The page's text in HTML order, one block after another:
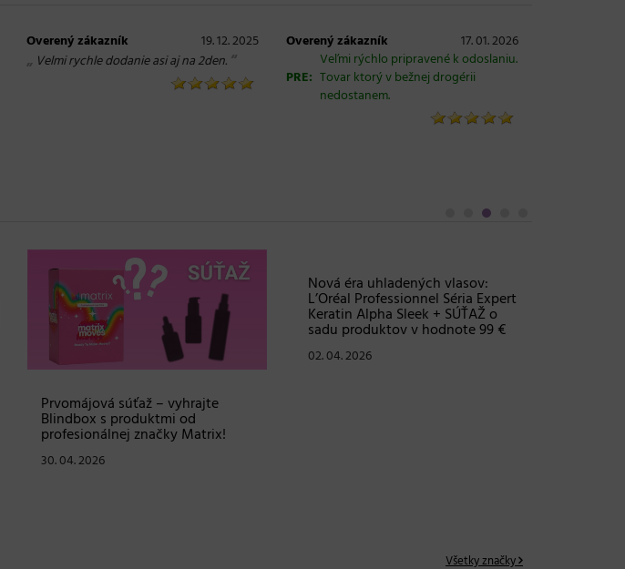
Overený zákazník 19. 12. 2025
„ Velmi rychle dodanie asi aj na 2den. “
Overený zákazník
17. 01. 2026
PRE:
Veľmi rýchlo pripravené k odoslaniu.
Tovar ktorý v bežnej drogérii
nedostanem.
Prvomájová súťaž – vyhrajte
Blindbox s produktmi od
profesionálnej značky Matrix!
30. 04. 2026
Všetky značky